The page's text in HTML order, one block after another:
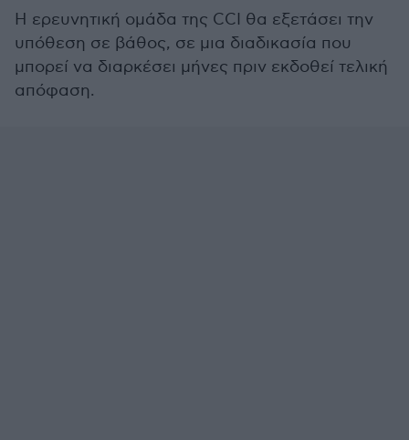
Η ερευνητική ομάδα της CCI θα εξετάσει την
υπόθεση σε βάθος, σε μια διαδικασία που
μπορεί να διαρκέσει μήνες πριν εκδοθεί τελική
απόφαση.